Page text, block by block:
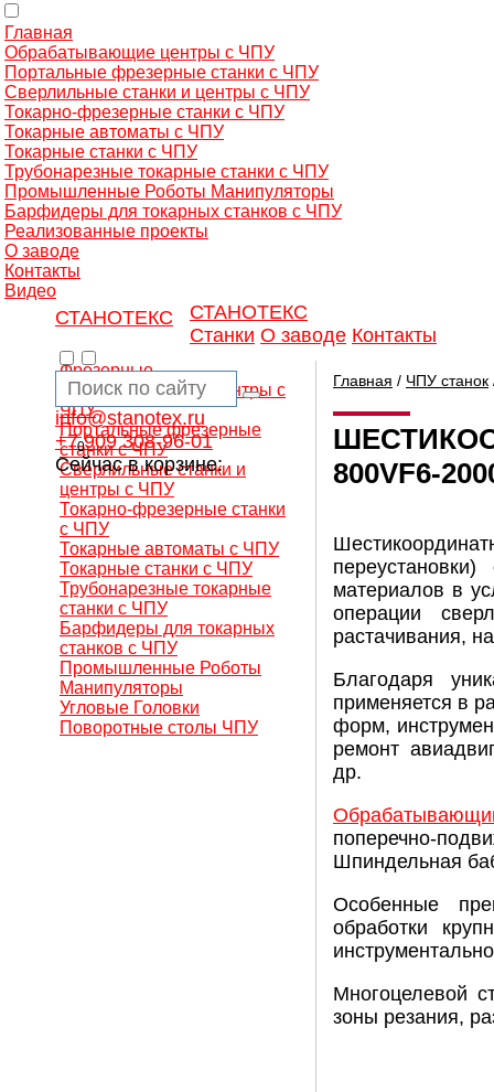
Главная
Обрабатывающие центры с ЧПУ
Портальные фрезерные станки с ЧПУ
Сверлильные станки и центры с ЧПУ
Токарно-фрезерные станки с ЧПУ
Токарные автоматы с ЧПУ
Токарные станки с ЧПУ
Трубонарезные токарные станки с ЧПУ
Промышленные Роботы Манипуляторы
Барфидеры для токарных станков с ЧПУ
Реализованные проекты
О заводе
Контакты
Видео
СТАНОТЕКС
СТАНОТЕКС
Станки О заводе Контакты
info@stanotex.ru
+7 909 308-96-01
Сейчас в корзине:
0
Фрезерные
обрабатывающие центры с
ЧПУ
Портальные фрезерные
станки с ЧПУ
Сверлильные станки и
центры с ЧПУ
Токарно-фрезерные станки
с ЧПУ
Токарные автоматы с ЧПУ
Токарные станки с ЧПУ
Трубонарезные токарные
станки с ЧПУ
Барфидеры для токарных
станков с ЧПУ
Промышленные Роботы
Манипуляторы
Угловые Головки
Поворотные столы ЧПУ
Главная / ЧПУ станок
800VF6-
материалов в
операции
растачивания,
Благодаря
применяется в
форм,
ремонт
др.
поперечно-
Шпиндельная
Особенные
обработки
Многоцелевой
зоны резания,